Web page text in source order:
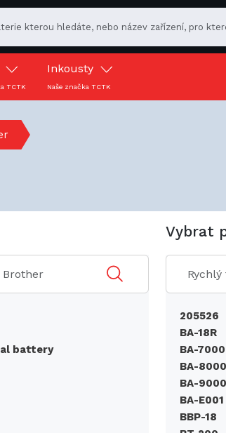
TCTK
Inkousty
Naše značka TCTK
battery
Vybrat
205526
BA-18R
BA-7000
BA-8000
BA-9000
BA-E001
BBP-18